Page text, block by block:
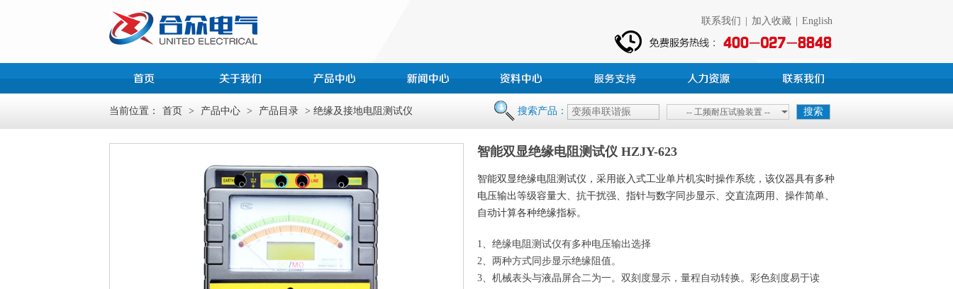
联系我们 加入收藏 English
当前位置： 首页 > 产品中心 > 产品目录 > 绝缘及接地电阻测试仪 搜索产品： -- 工频耐压试验装置 --
智能双显绝缘电阻测试仪 HZJY-623
智能双显绝缘电阻测试仪，采用嵌入式工业单片机实时操作系统，该仪器具有多种
电压输出等级容量大、抗干扰强、指针与数字同步显示、交直流两用、操作简单、
自动计算各种绝缘指标。
1、绝缘电阻测试仪有多种电压输出选择
2、两种方式同步显示绝缘阻值。
3、机械表头与液晶屏合二为一。双刻度显示，量程自动转换。彩色刻度易于读